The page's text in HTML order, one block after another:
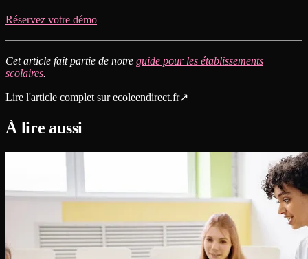
Réservez votre démo
Cet article fait partie de notre guide pour les établissements
scolaires.
Lire l'article complet sur ecoleendirect.fr↗
À lire aussi